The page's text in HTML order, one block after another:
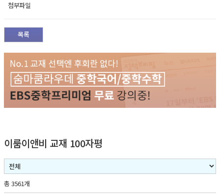
첨부파일
목록
이룸이앤비 교재 100자평
총 3561개